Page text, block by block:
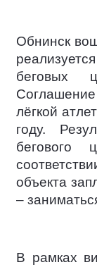
Обнинск
беговых
лёгкой
году.
бегового
объекта
–
В рамках